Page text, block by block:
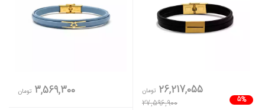
5%
26,217,055 تومان
27,596,900
3,569,300 تومان